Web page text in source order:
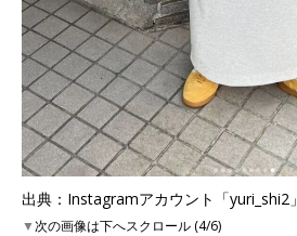
出典：Instagramアカウント「yuri_shi2」
▼次の画像は下へスクロール (4/6)